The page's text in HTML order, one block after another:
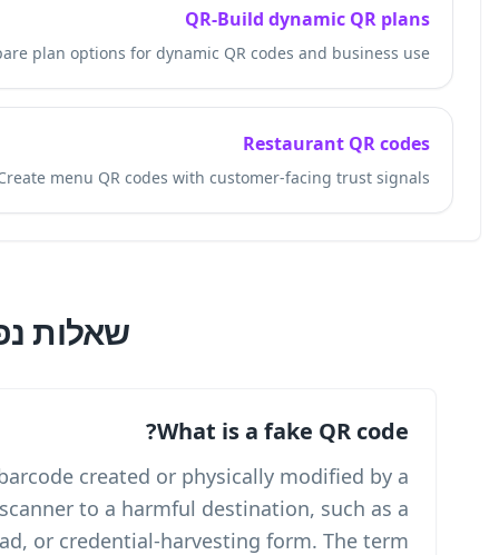
Compare plan
Create
A fake QR code is a matrix
malicious actor to redirect the
phishing site, malware download, or